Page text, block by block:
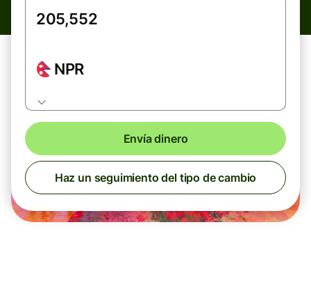
NPR
Envía dinero
Haz un seguimiento del tipo de cambio